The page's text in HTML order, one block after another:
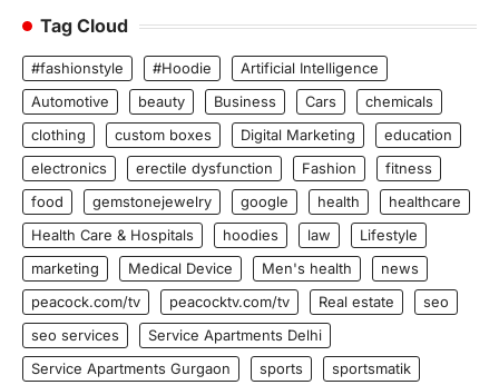
Tag Cloud
#fashionstyle #Hoodie
Artificial Intelligence
Automotive
beauty Business Cars
chemicals
clothing
custom boxes Digital Marketing
education
electronics
erectile dysfunction Fashion
fitness
food
gemstonejewelry google health
healthcare
Health Care & Hospitals
hoodies law
Lifestyle
marketing
Medical Device Men's health
news
peacock.com/tv
peacocktv.com/tv Real estate
seo
seo services
Service Apartments Delhi
Service Apartments Gurgaon
sports
sportsmatik